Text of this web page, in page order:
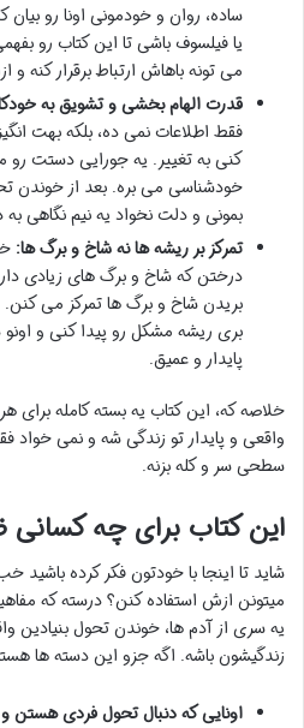
ساده، روان و خودمونی اونا رو
یا فیلسوف باشی تا این کتاب رو
می تونه باهاش ارتباط برقرار کنه و
قدرت الهام بخشی و تشویق به
فقط اطلاعات نمی ده، بلکه بهت
کنی به تغییر. یه جورایی دستت رو
خودشناسی می بره. بعد از خوندن
بمونی و دلت نخواد یه نیم نگاهی
تمرکز بر ریشه ها نه شاخ و برگ ها:
درختن که شاخ و برگ های زیادی
بریدن شاخ و برگ ها تمرکز می کنن.
بری ریشه مشکل رو پیدا کنی و
پایدار و عمیق.
خلاصه که، این کتاب یه بسته کامله برای
واقعی و پایدار تو زندگی شه و نمی
سطحی سر و کله بزنه.
این کتاب برای چه
شاید تا اینجا با خودتون فکر کرده
میتونن ازش استفاده کنن؟ درسته که
یه سری از آدم ها، خوندن تحول بنیادین
زندگیشون باشه. اگه جزو این دسته ها
اونایی که دنبال تحول فردی هستن